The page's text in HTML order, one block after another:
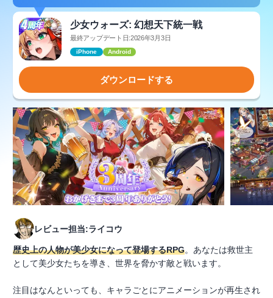
少女ウォーズ: 幻想天下統一戦
最終アップデート日:2026年3月3日
iPhone Android
ダウンロードする
レビュー担当:ライコウ
歴史上の人物が美少女になって登場するRPG。あなたは救世主
として美少女たちを導き、世界を脅かす敵と戦います。
注目はなんといっても、キャラごとにアニメーションが再生され